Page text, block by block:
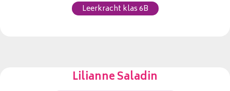
Leerkracht klas 6B
Lilianne Saladin